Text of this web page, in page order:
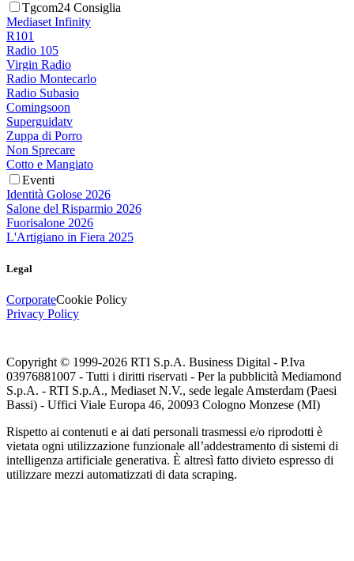
Tgcom24 Consiglia
Mediaset Infinity
R101
Radio 105
Virgin Radio
Radio Montecarlo
Radio Subasio
Comingsoon
Superguidatv
Zuppa di Porro
Non Sprecare
Cotto e Mangiato
Eventi
Identità Golose 2026
Salone del Risparmio 2026
Fuorisalone 2026
L'Artigiano in Fiera 2025
Legal
CorporateCookie Policy
Privacy Policy
Copyright © 1999-2026 RTI S.p.A. Business Digital - P.Iva
03976881007 - Tutti i diritti riservati - Per la pubblicità Mediamond
S.p.A. - RTI S.p.A., Mediaset N.V., sede legale Amsterdam (Paesi
Bassi) - Uffici Viale Europa 46, 20093 Cologno Monzese (MI)
Rispetto ai contenuti e ai dati personali trasmessi e/o riprodotti è
vietata ogni utilizzazione funzionale all’addestramento di sistemi di
intelligenza artificiale generativa. È altresì fatto divieto espresso di
utilizzare mezzi automatizzati di data scraping.